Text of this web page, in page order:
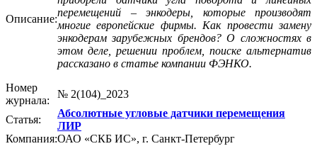
Описание:
перемещений – энкодеры, которые производят
многие европейские фирмы. Как провести замену
энкодерам зарубежных брендов? О сложностях в
этом деле, решении проблем, поиске альтернатив
рассказано в статье компании ФЭНКО.
Номер
журнала:
№ 2(104)_2023
Статья:
Абсолютные угловые датчики перемещения
ЛИР
Компания:ОАО «СКБ ИС», г. Санкт-Петербург